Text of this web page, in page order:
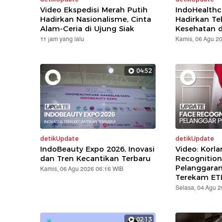
Video Ekspedisi Merah Putih
Hadirkan Nasionalisme, Cinta
Alam-Ceria di Ujung Siak
11 jam yang lalu
Hadirkan
Kesehatan
Kamis, 06 Agu
04:52
detikUpdate
IndoBeauty Expo 2026, Inovasi
dan Tren Kecantikan Terbaru
Kamis, 06 Agu 2026 06:16 WIB
detikUpdate
Video:
Terekam
Selasa, 04 Agu
02:13